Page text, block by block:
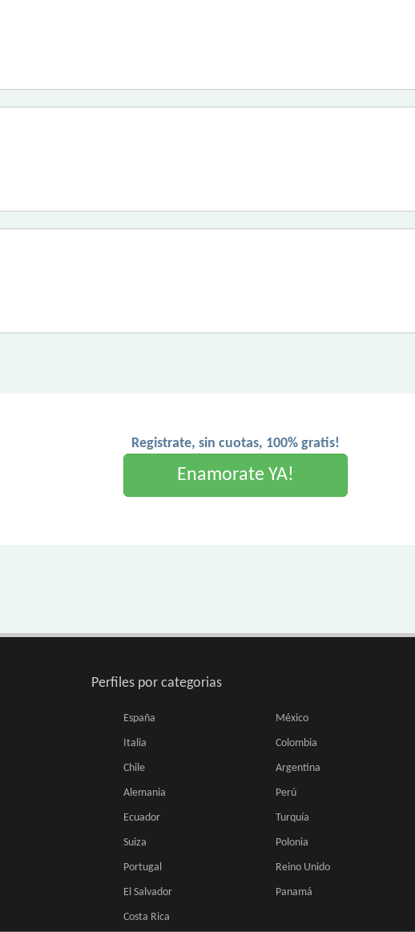
Registrate, sin cuotas, 100% gratis!
Enamorate YA!
Perfiles por categorias
España México
Italia Colombia
Chile Argentina
Alemania Perú
Ecuador Turquía
Suiza Polonia
Portugal Reino Unido
El Salvador Panamá
Costa Rica